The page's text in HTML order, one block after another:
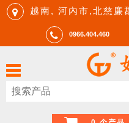
越南, 河內市,北慈廉
0966.404.460